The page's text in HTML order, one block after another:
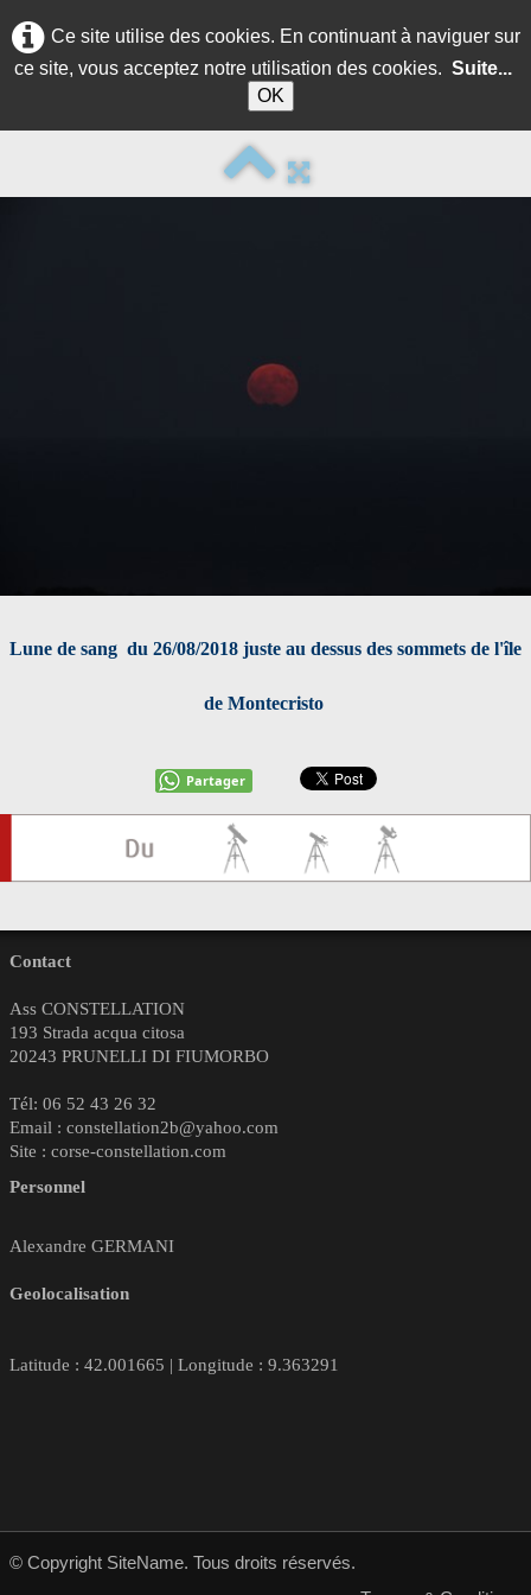
Ce site utilise des cookies. En continuant à naviguer sur
ce site, vous acceptez notre utilisation des cookies. Suite...
OK
Lune de sang du 26/08/2018 juste au dessus des sommets de l'île
de Montecristo
Partager
Contact
Ass CONSTELLATION
193 Strada acqua citosa
20243 PRUNELLI DI FIUMORBO
Tél: 06 52 43 26 32
Email : constellation2b@yahoo.com
Site : corse-constellation.com
Personnel
Alexandre GERMANI
Geolocalisation
Latitude : 42.001665 | Longitude : 9.363291
© Copyright SiteName. Tous droits réservés.